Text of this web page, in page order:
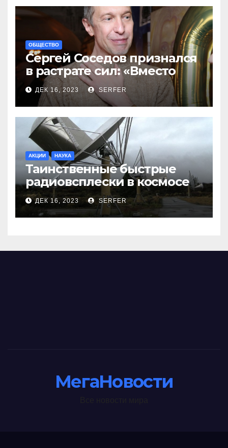
ОБЩЕСТВО
Сергей Соседов признался
в растрате сил: «Вместо
меня взяли Пригожина»
ДЕК 16, 2023 SERFER
АКЦИИ НАУКА
Таинственные быстрые
радиовсплески в космосе
сделались все более
странными
ДЕК 16, 2023 SERFER
МегаНовости